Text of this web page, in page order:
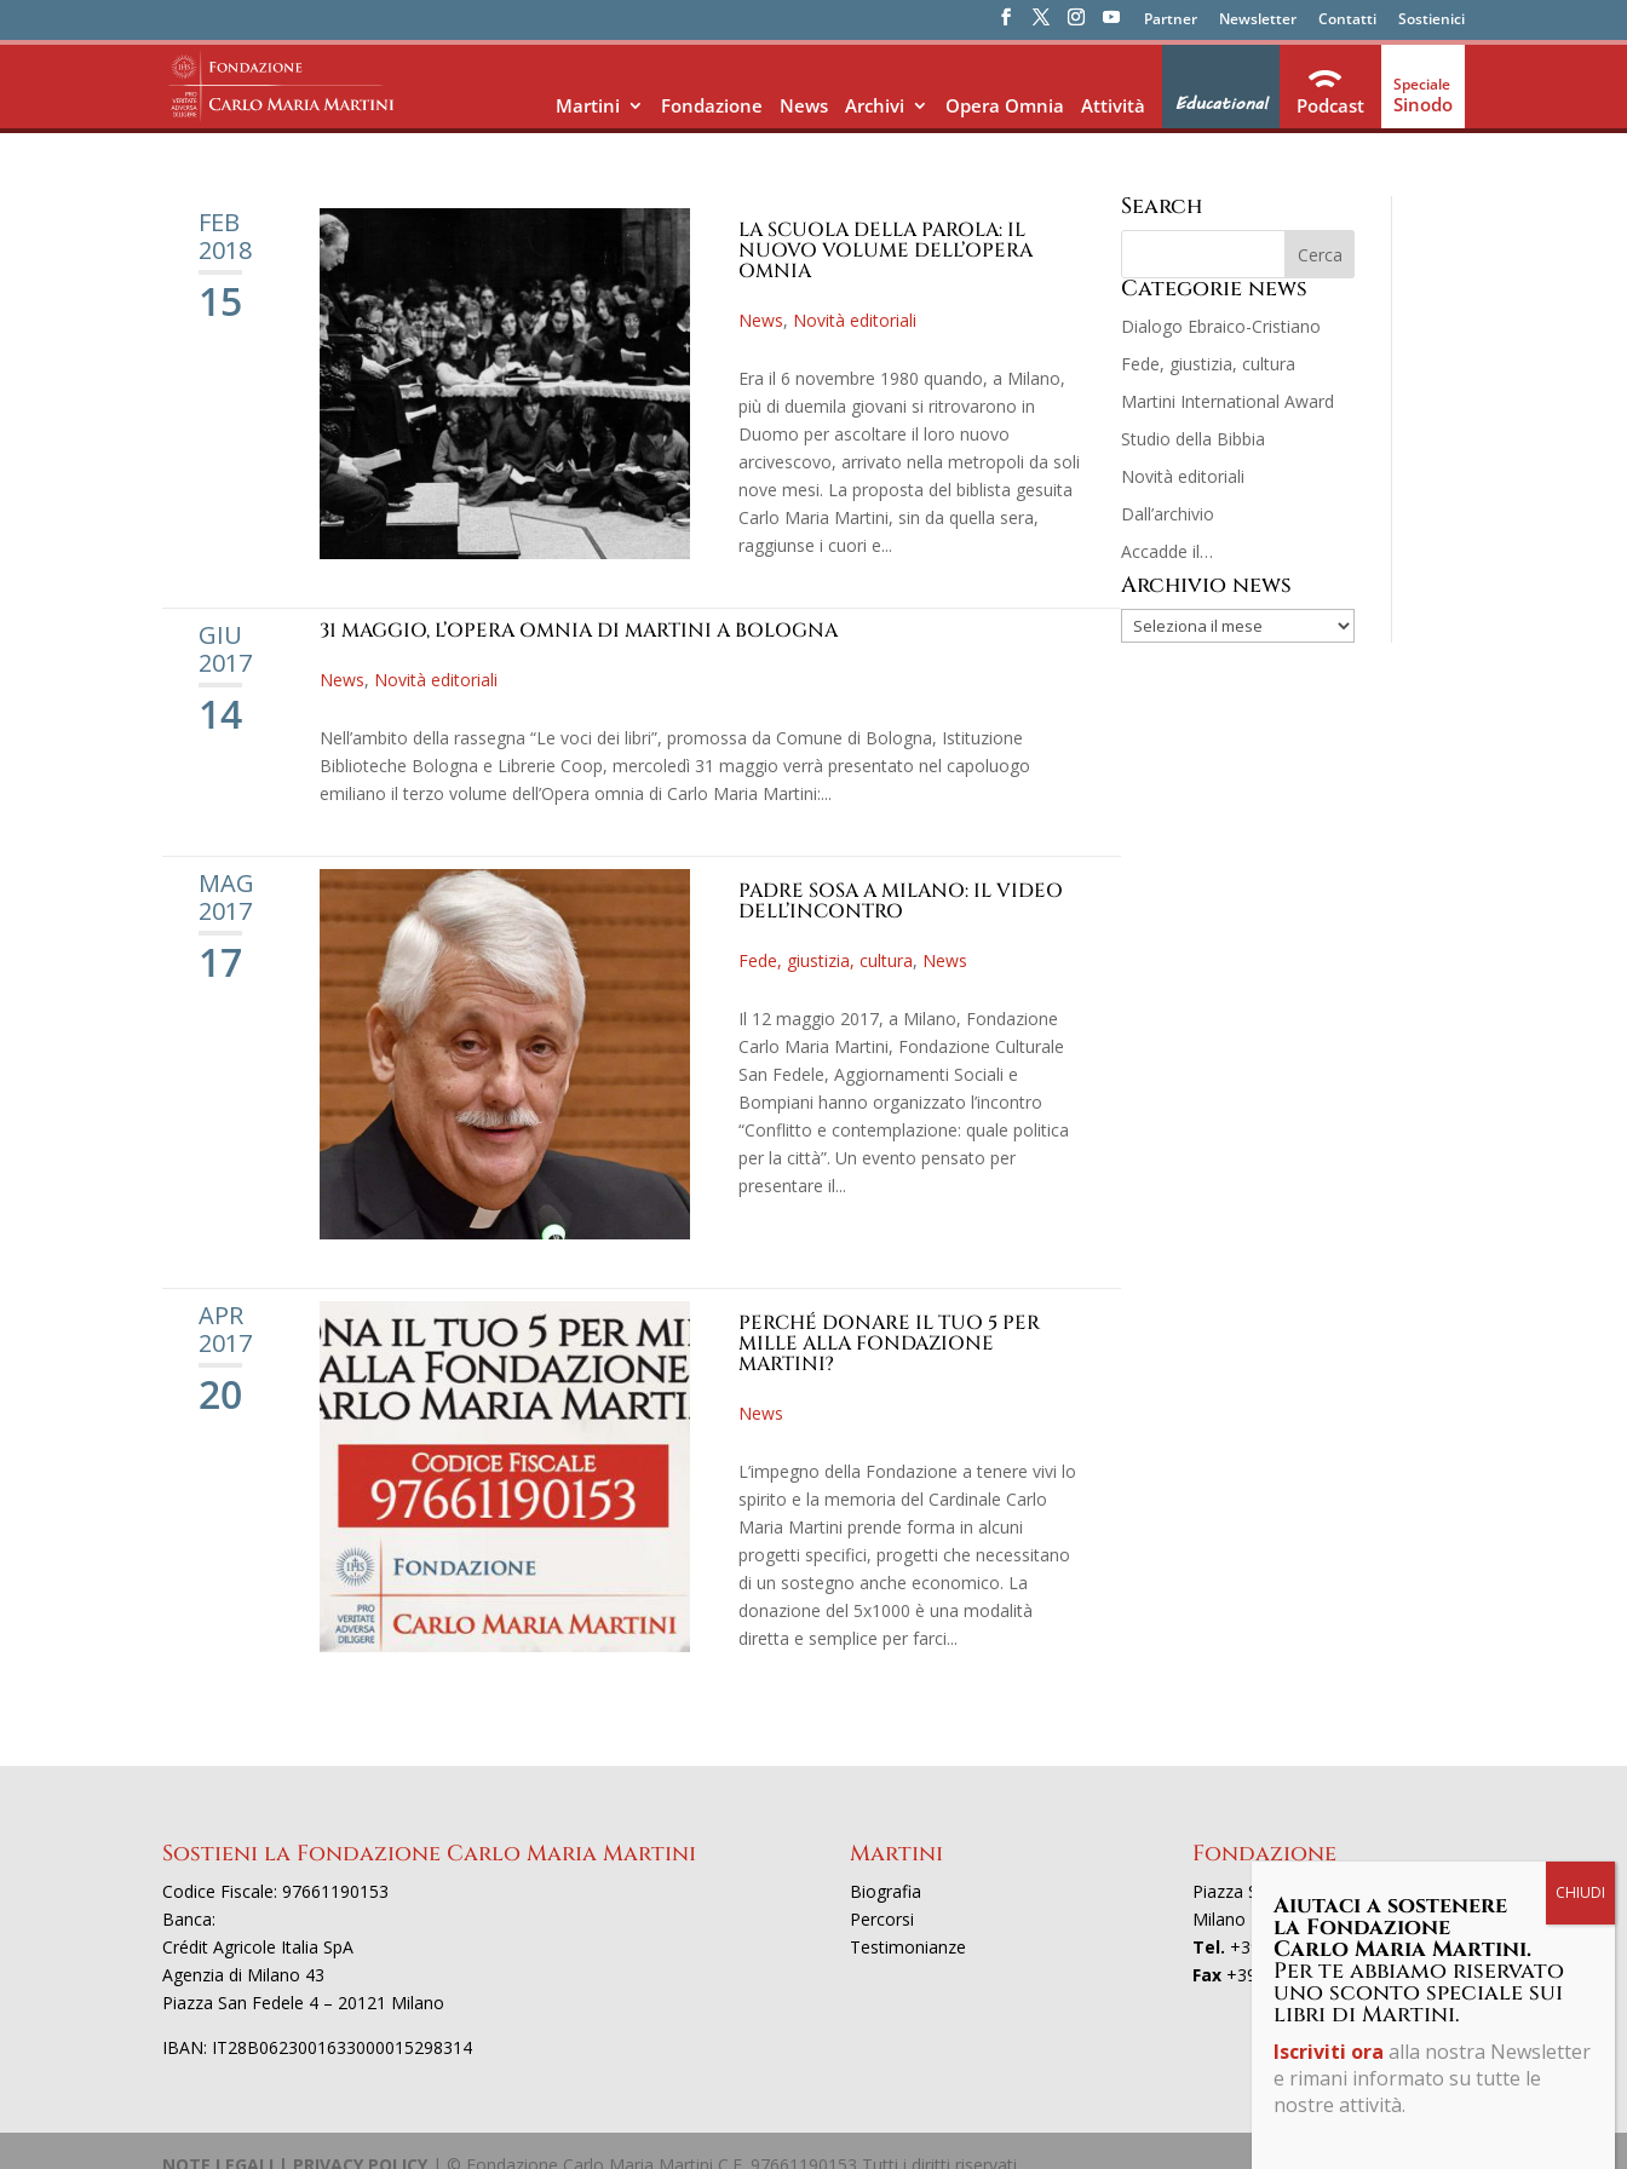
Partner Newsletter Contatti Sostienici
Martini Fondazione News Archivi Opera Omnia Attività Educational Podcast Sinodo
FEB
2018
15
LA SCUOLA DELLA PAROLA: IL
NUOVO VOLUME DELL’OPERA
OMNIA
News, Novità editoriali
Era il 6 novembre 1980 quando, a Milano,
più di duemila giovani si ritrovarono in
Duomo per ascoltare il loro nuovo
arcivescovo, arrivato nella metropoli da soli
nove mesi. La proposta del biblista gesuita
Carlo Maria Martini, sin da quella sera,
raggiunse i cuori e...
GIU
2017
14
31 MAGGIO, L’OPERA OMNIA DI MARTINI A BOLOGNA
News, Novità editoriali
Nell’ambito della rassegna “Le voci dei libri”, promossa da Comune di Bologna, Istituzione
Biblioteche Bologna e Librerie Coop, mercoledì 31 maggio verrà presentato nel capoluogo
emiliano il terzo volume dell’Opera omnia di Carlo Maria Martini:...
MAG
2017
17
PADRE SOSA A MILANO: IL VIDEO
DELL’INCONTRO
Fede, giustizia, cultura, News
Il 12 maggio 2017, a Milano, Fondazione
Carlo Maria Martini, Fondazione Culturale
San Fedele, Aggiornamenti Sociali e
Bompiani hanno organizzato l’incontro
“Conflitto e contemplazione: quale politica
per la città”. Un evento pensato per
presentare il...
APR
2017
20
PERCHÉ DONARE IL TUO 5 PER
MILLE ALLA FONDAZIONE
MARTINI?
News
L’impegno della Fondazione a tenere vivi lo
spirito e la memoria del Cardinale Carlo
Maria Martini prende forma in alcuni
progetti specifici, progetti che necessitano
di un sostegno anche economico. La
donazione del 5x1000 è una modalità
diretta e semplice per farci...
Search
Categorie news
Dialogo Ebraico-Cristiano
Fede, giustizia, cultura
Martini International Award
Studio della Bibbia
Novità editoriali
Dall’archivio
Accadde il…
Archivio news
Sostieni la Fondazione Carlo Maria Martini
Codice Fiscale: 97661190153
Banca:
Crédit Agricole Italia SpA
Agenzia di Milano 43
Piazza San Fedele 4 – 20121 Milano
IBAN: IT28B0623001633000015298314
Martini
Biografia
Percorsi
Testimonianze
Fondazione
Piazza San Fedele 4, 20121
Milano
Tel. +39 02863521
Fax +39 0286352801
Aiutaci a sostenere
la Fondazione
Carlo Maria Martini.
Per te abbiamo riservato
uno sconto speciale sui
libri di Martini.
Iscriviti ora alla nostra Newsletter
e rimani informato su tutte le
nostre attività.